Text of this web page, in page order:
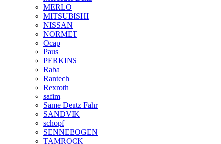
MERLO
MITSUBISHI
NISSAN
NORMET
Ocap
Paus
PERKINS
Raba
Rantech
Rexroth
safim
Same Deutz Fahr
SANDVIK
schopf
SENNEBOGEN
TAMROCK